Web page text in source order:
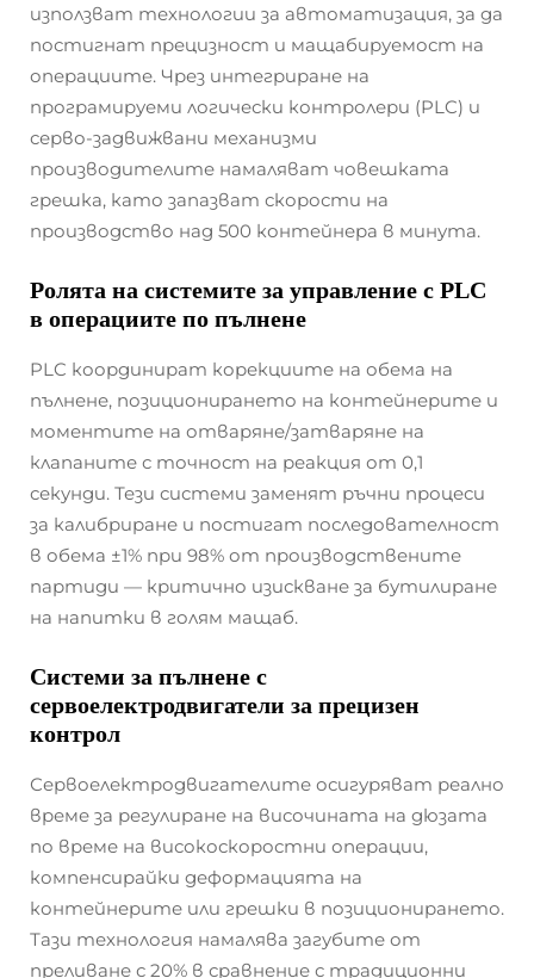
използват технологии за автоматизация, за да
постигнат прецизност и мащабируемост на
операциите. Чрез интегриране на
програмируеми логически контролери (PLC) и
серво-задвижвани механизми
производителите намаляват човешката
грешка, като запазват скорости на
производство над 500 контейнера в минута.
Ролята на системите за управление с PLC
в операциите по пълнене
PLC координират корекциите на обема на
пълнене, позиционирането на контейнерите и
моментите на отваряне/затваряне на
клапаните с точност на реакция от 0,1
секунди. Тези системи заменят ръчни процеси
за калибриране и постигат последователност
в обема ±1% при 98% от производствените
партиди — критично изискване за бутилиране
на напитки в голям мащаб.
Системи за пълнене с
сервоелектродвигатели за прецизен
контрол
Сервоелектродвигателите осигуряват реално
време за регулиране на височината на дюзата
по време на високоскоростни операции,
компенсирайки деформацията на
контейнерите или грешки в позиционирането.
Тази технология намалява загубите от
преливане с 20% в сравнение с традиционни